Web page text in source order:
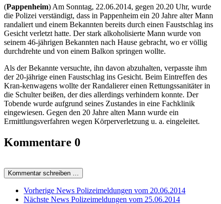
(Pappenheim) Am Sonntag, 22.06.2014, gegen 20.20 Uhr, wurde
die Polizei verständigt, dass in Pappenheim ein 20 Jahre alter Mann
randaliert und einem Bekannten bereits durch einen Faustschlag ins
Gesicht verletzt hatte. Der stark alkoholisierte Mann wurde von
seinem 46-jährigen Bekannten nach Hause gebracht, wo er völlig
durchdrehte und von einem Balkon springen wollte.
Als der Bekannte versuchte, ihn davon abzuhalten, verpasste ihm
der 20-jährige einen Faustschlag ins Gesicht. Beim Eintreffen des
Kran-kenwagens wollte der Randalierer einen Rettungssanitäter in
die Schulter beißen, der dies allerdings verhindern konnte. Der
Tobende wurde aufgrund seines Zustandes in eine Fachklinik
eingewiesen. Gegen den 20 Jahre alten Mann wurde ein
Ermittlungsverfahren wegen Körperverletzung u. a. eingeleitet.
Kommentare 0
Kommentar schreiben …
Vorherige News Polizeimeldungen vom 20.06.2014
Nächste News Polizeimeldungen vom 25.06.2014